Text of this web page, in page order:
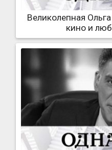
Великолепная
кино и